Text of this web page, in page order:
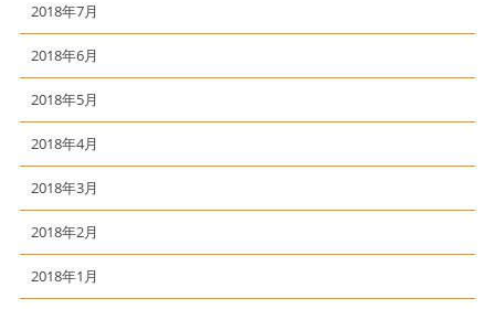
2018年7月
2018年6月
2018年5月
2018年4月
2018年3月
2018年2月
2018年1月